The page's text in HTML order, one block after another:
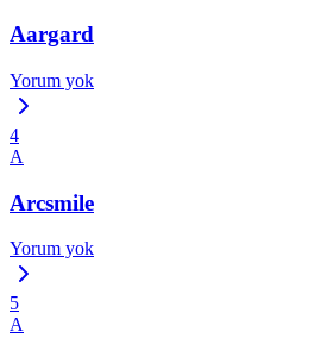
Aargard
Yorum yok
4
A
Arcsmile
Yorum yok
5
A